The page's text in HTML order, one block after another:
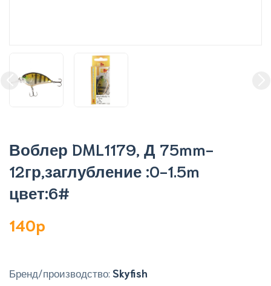
Воблер DML1179, Д 75mm-
12гр,заглубление :0-1.5m
цвет:6#
140p
Бренд/производство: Skyfish